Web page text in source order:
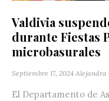
Valdivia
durante Fiestas
microbasurales
Septiembre 17, 2024 Alejandra
El Departamento de